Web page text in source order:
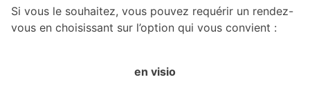
Si vous le souhaitez, vous pouvez requérir un rendez-
vous en choisissant sur l’option qui vous convient :
en visio